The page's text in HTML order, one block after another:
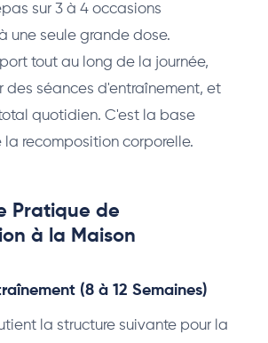
sur 3 à 4 occasions
une seule grande dose.
tout au long de la journée,
des séances d'entraînement, et
quotidien. C'est la base
la recomposition corporelle.
Pratique de
à la Maison
(8 à 12 Semaines)
la structure suivante pour la